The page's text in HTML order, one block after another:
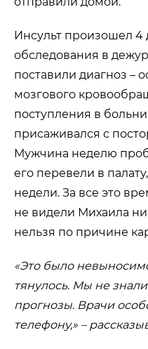
Инсульт произошел 4
обследования в
поставили диагноз –
мозгового
поступления в
присаживался с
Мужчина неделю
его перевели в
недели. За все это
не видели Михаила
нельзя по причине
«Это было
тянулось. Мы не
прогнозы. Врачи
телефону,» –